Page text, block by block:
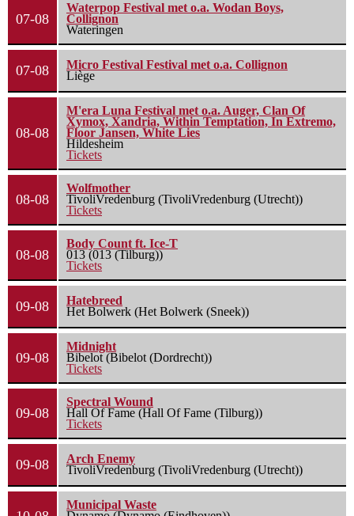
07-08
Waterpop Festival met o.a. Wodan Boys,
Collignon
Wateringen
07-08
Micro Festival Festival met o.a. Collignon
Liège
08-08
M'era Luna Festival met o.a. Auger, Clan Of
Xymox, Xandria, Within Temptation, In Extremo,
Floor Jansen, White Lies
Hildesheim
Tickets
08-08
Wolfmother
TivoliVredenburg (TivoliVredenburg (Utrecht))
Tickets
08-08
Body Count ft. Ice-T
013 (013 (Tilburg))
Tickets
09-08
Hatebreed
Het Bolwerk (Het Bolwerk (Sneek))
09-08
Midnight
Bibelot (Bibelot (Dordrecht))
Tickets
09-08
Spectral Wound
Hall Of Fame (Hall Of Fame (Tilburg))
Tickets
09-08
Arch Enemy
TivoliVredenburg (TivoliVredenburg (Utrecht))
Municipal Waste